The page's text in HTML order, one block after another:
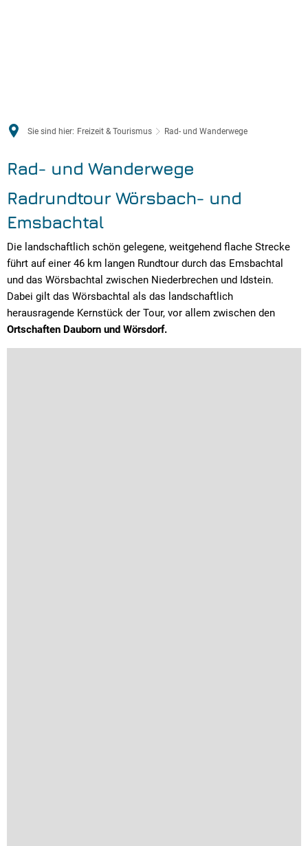
Sie sind hier: Freizeit & Tourismus Rad- und Wanderwege
Rad- und Wanderwege
Radrundtour Wörsbach- und
Emsbachtal
Die landschaftlich schön gelegene, weitgehend flache Strecke
führt auf einer 46 km langen Rundtour durch das Emsbachtal
und das Wörsbachtal zwischen Niederbrechen und Idstein.
Dabei gilt das Wörsbachtal als das landschaftlich
herausragende Kernstück der Tour, vor allem zwischen den
Ortschaften Dauborn und Wörsdorf.